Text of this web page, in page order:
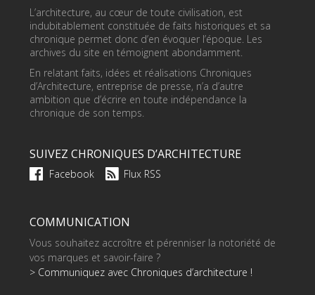
L’architecture, au cœur de toute civilisation, est
indubitablement constituée de faits historiques et sa
chronique permet donc d’en évoquer l’époque. Les
archives du site en témoignent abondamment.
En relatant faits, idées et réalisations Chroniques
d’Architecture, entreprise de presse, n’a d’autre
ambition que d’écrire en toute indépendance la
chronique de son temps.
SUIVEZ CHRONIQUES D’ARCHITECTURE
Facebook Flux RSS
COMMUNICATION
Vous souhaitez accroître et pérenniser la notoriété de
vos marques et savoir-faire ?
> Communiquez avec Chroniques d’architecture !